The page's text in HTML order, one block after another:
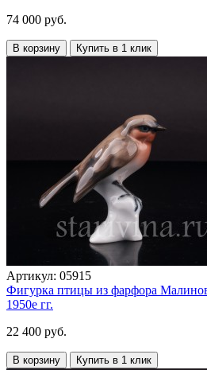
74 000 руб.
В корзину Купить в 1 клик
Артикул: 05915
Фигурка птицы из фарфора
1950е гг.
22 400 руб.
В корзину Купить в 1 клик